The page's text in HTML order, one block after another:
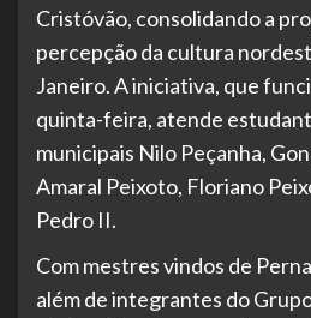
Cristóvão, consolidando a
percepção da cultura
Janeiro. A iniciativa, que
quinta-feira, atende
municipais Nilo Peçanha,
Amaral Peixoto, Floriano
Pedro II.
Com mestres vindos de
além de integrantes do